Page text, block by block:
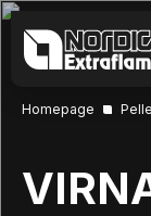
Homepage